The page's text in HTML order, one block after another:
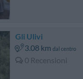
Gli Ulivi
3.08 km dal centro
0 Recensioni